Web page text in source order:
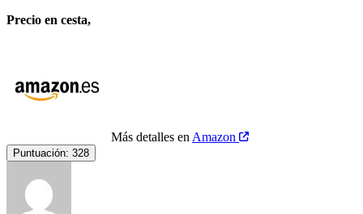
Precio en cesta,
Más detalles en Amazon
Puntuación: 328